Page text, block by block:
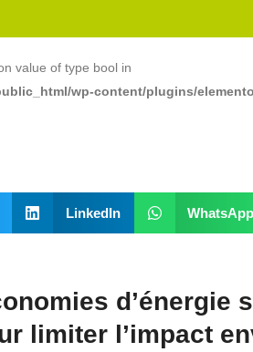
value of type bool in
wp-content/plugins/
LinkedIn WhatsApp
d’énergie
limiter l’impact